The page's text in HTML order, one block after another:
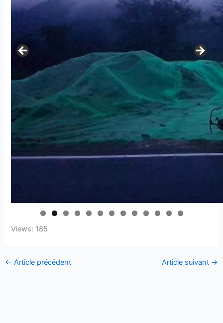
0 1 2
3
Views: 185
← Article précédent Article suivant →